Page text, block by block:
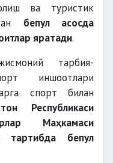
ва туристик
бепул асосда
яратади.
тарбия-
иншоотлари
спорт билан
Республикаси
Маҳкамаси
тартибда бепул